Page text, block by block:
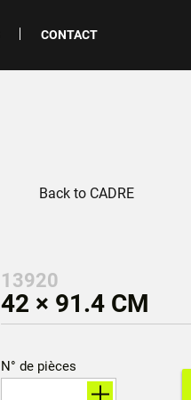
CONTACT
Back to CADRE
13920
42 × 91.4 CM
N° de pièces